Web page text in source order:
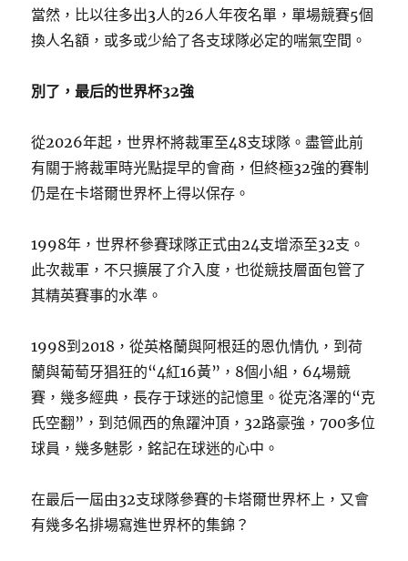
當然，比以往多出3人的26人年夜名單，單場競賽5個
換人名額，或多或少給了各支球隊必定的喘氣空間。
別了，最后的世界杯32強
從2026年起，世界杯將裁軍至48支球隊。盡管此前
有關于將裁軍時光點提早的會商，但終極32強的賽制
仍是在卡塔爾世界杯上得以保存。
1998年，世界杯參賽球隊正式由24支增添至32支。
此次裁軍，不只擴展了介入度，也從競技層面包管了
其精英賽事的水準。
1998到2018，從英格蘭與阿根廷的恩仇情仇，到荷
蘭與葡萄牙猖狂的“4紅16黃”，8個小組，64場競
賽，幾多經典，長存于球迷的記憶里。從克洛澤的“克
氏空翻”，到范佩西的魚躍沖頂，32路豪強，700多位
球員，幾多魅影，銘記在球迷的心中。
在最后一屆由32支球隊參賽的卡塔爾世界杯上，又會
有幾多名排場寫進世界杯的集錦？